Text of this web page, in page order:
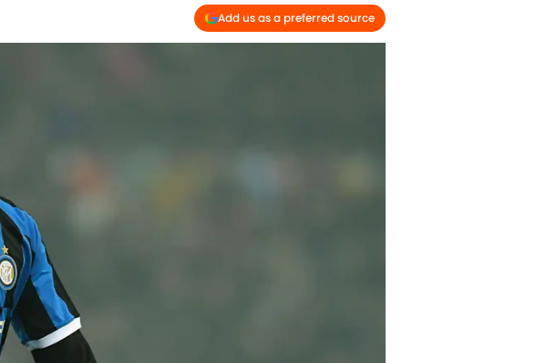
Add us as a preferred source